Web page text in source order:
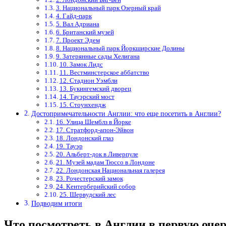
3. Национальный парк Озерный край
4. Гайд-парк
5. Вал Адриана
6. Британский музей
7. Проект Эдем
8. Национальный парк Йоркширские Долины
9. Затерянные сады Хелигана
10. Замок Лидс
11. Вестминстерское аббатство
12. Стадион Уэмбли
13. Букингемский дворец
14. Тауэрский мост
15. Стоунхендж
Достопримечательности Англии: что еще посетить в Англии?
16. Улица Шемблз в Йорке
17. Стратфорд-апон-Эйвон
18. Лондонский глаз
19. Тауэр
20. Альберт-док в Ливерпуле
21. Музей мадам Тюссо в Лондоне
22. Лондонская Национальная галерея
23. Рочестерский замок
24. Кентерберийский собор
25. Шервудский лес
Подводим итоги